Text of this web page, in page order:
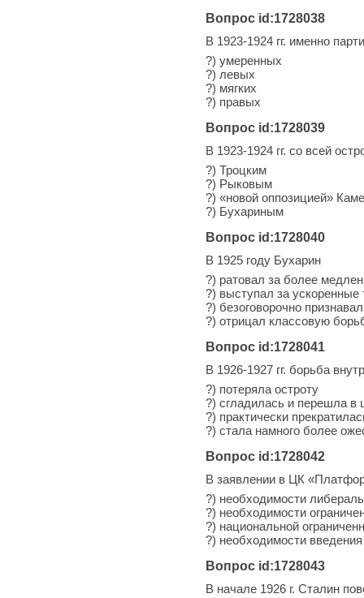
Вопрос id:1728038
В 1923-1924 гг. именно
?) умеренных
?) левых
?) мягких
?) правых
Вопрос id:1728039
В 1923-1924 гг. со всей
?) Троцким
?) Рыковым
?) «новой оппозицией»
?) Бухариным
Вопрос id:1728040
В 1925 году Бухарин
?) ратовал за более
?) выступал за
?) безоговорочно
?) отрицал классовую
Вопрос id:1728041
В 1926-1927 гг. борьба
?) потеряла остроту
?) сгладилась и перешла в
?) практически
?) стала намного более
Вопрос id:1728042
В заявлении в ЦК
?) необходимости
?) необходимости
?) национальной
?) необходимости
Вопрос id:1728043
В начале 1926 г. Сталин